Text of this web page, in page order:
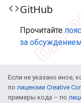
codeGitHub
Прочитайте
за
Если не указано иное,
по лицензии Creative
примеры кода – по